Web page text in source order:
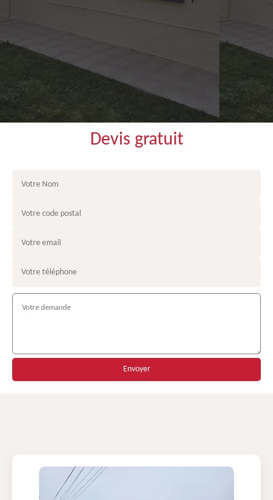
Devis gratuit